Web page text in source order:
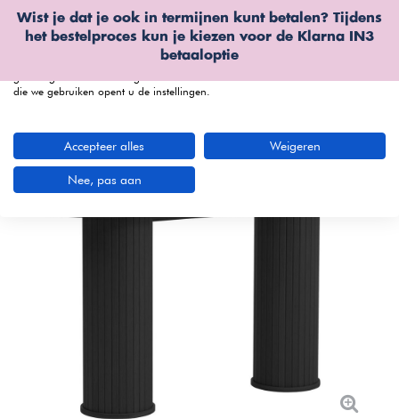
Wist je dat je ook in termijnen kunt betalen? Tijdens
het bestelproces kun je kiezen voor de Klarna IN3
betaaloptie
Wij gebruiken cookies
We kunnen deze plaatsen voor analyse van onze bezoekersgegevens, om
onze website te verbeteren, gepersonaliseerde inhoud te tonen en om u een
die we gebruiken opent u de instellingen.
Accepteer alles Weigeren
Nee, pas aan